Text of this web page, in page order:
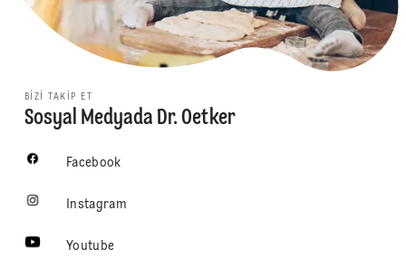
BIZI TAKIP ET
Sosyal Medyada Dr. Oetker
Facebook
Instagram
Youtube